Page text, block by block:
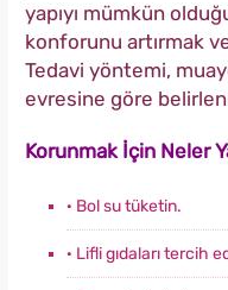
yapıyı mümkün
konforunu artırmak
Tedavi yöntemi,
evresine göre
Korunmak İçin Neler
· Bol su tüketin.
· Lifli gıdaları tercih